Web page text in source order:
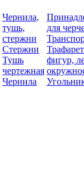
Чернила,
тушь,
стержни
Стержни
Тушь
чертежная
Чернила
для
фигур,